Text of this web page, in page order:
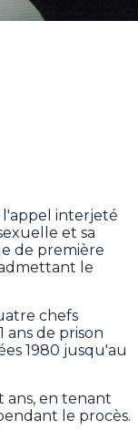
l'appel interjeté
et sa
de première
le
chefs
ans de prison
1980 jusqu'au
ans, en tenant
le procès.